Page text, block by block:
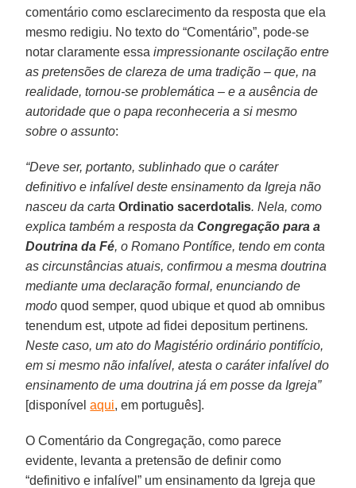
comentário como esclarecimento da resposta que ela
mesmo redigiu. No texto do “Comentário”, pode-se
notar claramente essaimpressionante oscilação entre
as pretensões de clareza de uma tradição – que, na
realidade, tornou-se problemática – e a ausência de
autoridade que o papa reconheceria a si mesmo
sobre o assunto:
“Deve ser, portanto, sublinhado que o caráter
definitivo e infalível deste ensinamento da Igreja não
nasceu da cartaOrdinatio sacerdotalis. Nela, como
explica também a resposta daCongregação para a
Doutrina da Fé, o Romano Pontífice, tendo em conta
as circunstâncias atuais, confirmou a mesma doutrina
mediante uma declaração formal, enunciando de
modoquod semper, quod ubique et quod ab omnibus
tenendum est, utpote ad fidei depositum pertinens.
Neste caso, um ato do Magistério ordinário pontifício,
em si mesmo não infalível, atesta o caráter infalível do
ensinamento de uma doutrina já em posse da Igreja”
[disponívelaqui, em português].
O Comentário da Congregação, como parece
evidente, levanta a pretensão de definir como
“definitivo e infalível” um ensinamento da Igreja que